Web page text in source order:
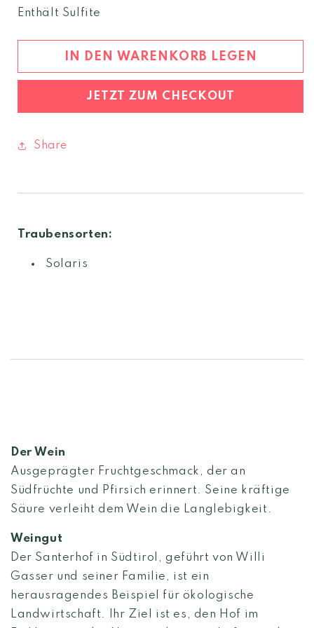
Menge
Primus
2025
Primus
Solaris
2025
Enthält Sulfite
IN DEN WARENKORB LEGEN
JETZT ZUM CHECKOUT
Share
Traubensorten:
Solaris
Der Wein
Ausgeprägter Fruchtgeschmack, der an
Südfrüchte und Pfirsich erinnert. Seine kräftige
Säure verleiht dem Wein die Langlebigkeit.
Weingut
Der Santerhof in Südtirol, geführt von Willi
Gasser und seiner Familie, ist ein
herausragendes Beispiel für ökologische
Landwirtschaft. Ihr Ziel ist es, den Hof im